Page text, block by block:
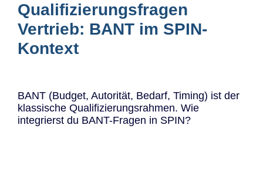
Qualifizierungsfragen
Vertrieb: BANT im SPIN-
Kontext
BANT (Budget, Autorität, Bedarf, Timing) ist der
klassische Qualifizierungsrahmen. Wie
integrierst du BANT-Fragen in SPIN?